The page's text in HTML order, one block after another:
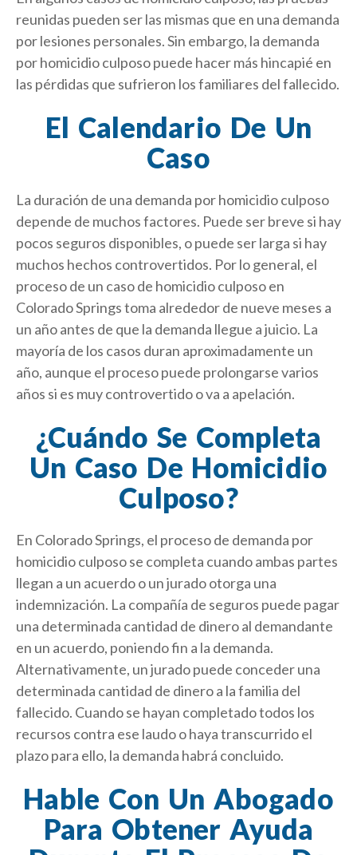
reunidas pueden ser las mismas que en una demanda
por lesiones personales. Sin embargo, la demanda
por homicidio culposo puede hacer más hincapié en
las pérdidas que sufrieron los familiares del fallecido.
El Calendario De Un
Caso
La duración de una demanda por homicidio culposo
depende de muchos factores. Puede ser breve si hay
pocos seguros disponibles, o puede ser larga si hay
muchos hechos controvertidos. Por lo general, el
proceso de un caso de homicidio culposo en
Colorado Springs toma alrededor de nueve meses a
un año antes de que la demanda llegue a juicio. La
mayoría de los casos duran aproximadamente un
año, aunque el proceso puede prolongarse varios
años si es muy controvertido o va a apelación.
¿Cuándo Se Completa
Un Caso De Homicidio
Culposo?
En Colorado Springs, el proceso de demanda por
homicidio culposo se completa cuando ambas partes
llegan a un acuerdo o un jurado otorga una
indemnización. La compañía de seguros puede pagar
una determinada cantidad de dinero al demandante
en un acuerdo, poniendo fin a la demanda.
Alternativamente, un jurado puede conceder una
determinada cantidad de dinero a la familia del
fallecido. Cuando se hayan completado todos los
recursos contra ese laudo o haya transcurrido el
plazo para ello, la demanda habrá concluido.
Hable Con Un Abogado
Para Obtener Ayuda